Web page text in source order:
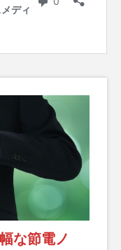
な節電ノ